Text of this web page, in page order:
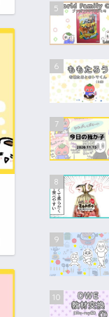
5
6
7
8
9
10